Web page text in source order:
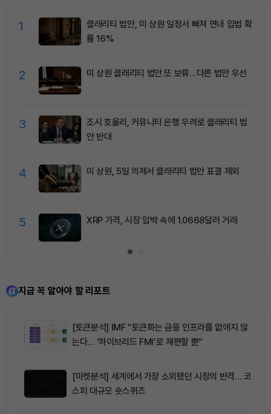
1
클래리티 법안, 미 상원 일정서 빠져 연내 입법 확
률 16%
2 미 상원 클래리티 법안 또 보류…다른 법안 우선
3
조시 호울리, 커뮤니티 은행 우려로 클래리티 법
안 반대
4 미 상원, 5일 의제서 클래리티 법안 표결 제외
5 XRP 가격, 시장 압박 속에 1.0668달러 거래
지금 꼭 알아야 할 리포트
[토큰분석] IMF “토큰화는 금융 인프라를 없애지 않
는다… ‘하이브리드 FMI’로 재편할 뿐”
[마켓분석] 세계에서 가장 소외됐던 시장의 반격… 코
스피 대규모 숏스퀴즈